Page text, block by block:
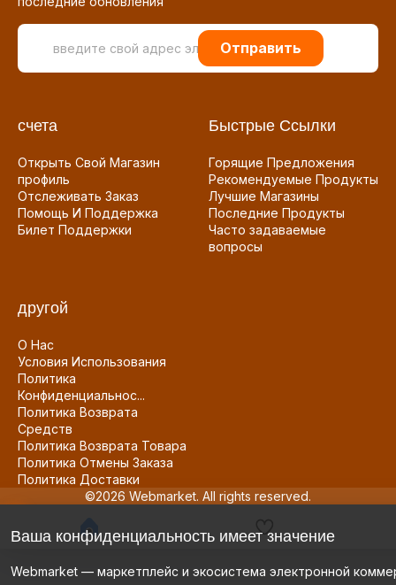
Отправить
счета
Открыть Свой Магазин
профиль
Отслеживать Заказ
Помощь И Поддержка
Билет Поддержки
Быстрые Ссылки
Горящие Предложения
Рекомендуемые Продукты
Лучшие Магазины
Последние Продукты
Часто задаваемые
вопросы
другой
О Нас
Условия Использования
Политика
Конфиденциальнос...
Политика Возврата
Средств
Политика Возврата Товара
Политика Отмены Заказа
Политика Доставки
©2026 Webmarket. All rights reserved.
Ваша конфиденциальность имеет значение
Webmarket — маркетплейс и экосистема электронной